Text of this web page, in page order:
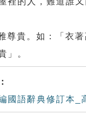
尊貴。如：「衣著
」。
國語辭典修訂本_